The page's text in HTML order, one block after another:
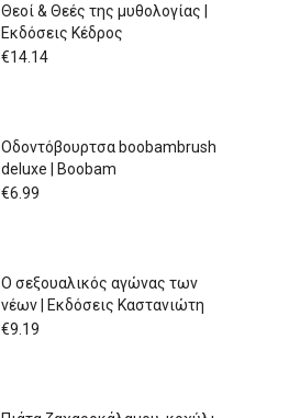
Θεοί & Θεές της μυθολογίας |
Εκδόσεις Κέδρος
€14.14
Οδοντόβουρτσα boobambrush
deluxe | Boobam
€6.99
Ο σεξουαλικός αγώνας των
νέων | Εκδόσεις Καστανιώτη
€9.19